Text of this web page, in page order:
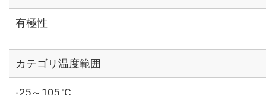
有極性
カテゴリ温度範囲
-25～105 ℃